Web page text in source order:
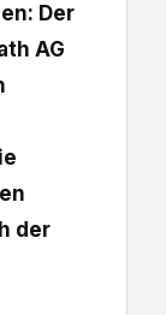
Der
AG
der